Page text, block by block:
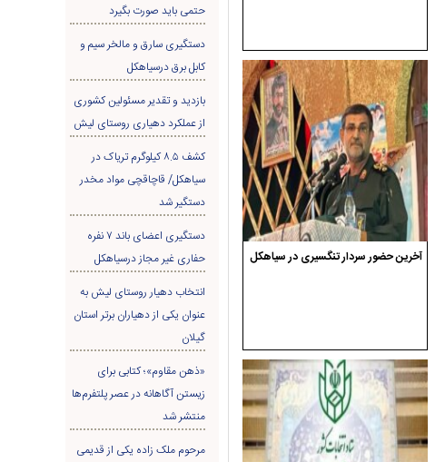
آخرین حضور سردار تنگسیری در سیاهکل
حتمی باید صورت بگیرد
دستگیری سارق و مالخر سیم و
کابل برق درسیاهکل
بازدید و تقدیر مسئولین کشوری
از عملکرد دهیاری روستای لیش
کشف ۸.۵ کیلوگرم تریاک در
سیاهکل/ قاچاقچی مواد مخدر
دستگیر شد
دستگیری اعضای باند ۷ نفره
حفاری غير مجاز درسیاهکل
انتخاب دهیار روستای لیش به
عنوان یکی از دهیاران برتر استان
گیلان
«ذهن مقاوم»؛ کتابی برای
زیستن آگاهانه در عصر پلتفرم‌ها
منتشر شد
مرحوم ملک زاده یکی از قدیمی